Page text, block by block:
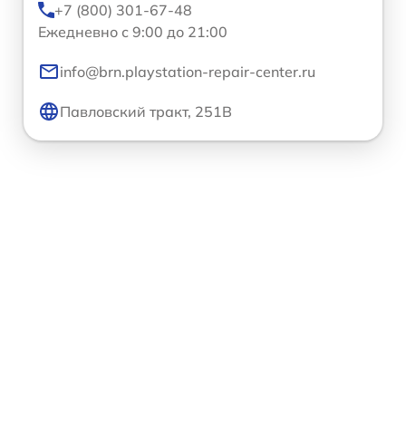
+7 (800) 301-67-48
Ежедневно с 9:00 до 21:00
info@brn.playstation-repair-center.ru
Павловский тракт, 251В